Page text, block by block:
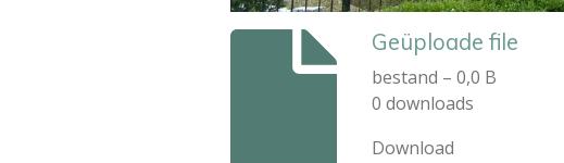
Geüploade file
bestand – 0,0 B
0 downloads
Download